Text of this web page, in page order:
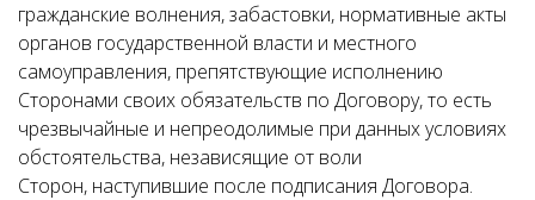
гражданские волнения, забастовки, нормативные акты
органов государственной власти и местного
самоуправления, препятствующие исполнению
Сторонами своих обязательств по Договору, то есть
чрезвычайные и непреодолимые при данных условиях
обстоятельства, независящие от воли
Сторон, наступившие после подписания Договора.